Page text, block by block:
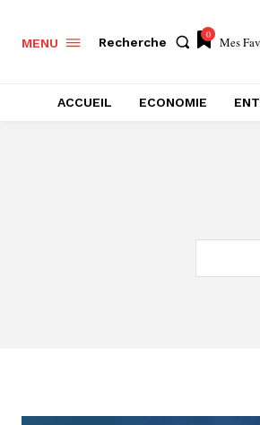
MENU Recherche
0 Mes
ACCUEIL ECONOMIE